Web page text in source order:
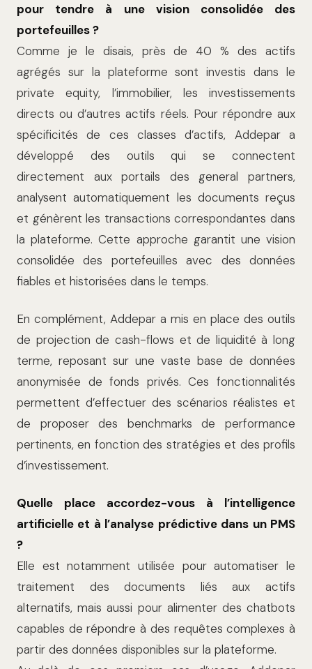
pour tendre à une vision consolidée des
portefeuilles ?
Comme je le disais, près de 40 % des actifs
agrégés sur la plateforme sont investis dans le
private equity, l’immobilier, les investissements
directs ou d’autres actifs réels. Pour répondre aux
spécificités de ces classes d’actifs, Addepar a
développé des outils qui se connectent
directement aux portails des general partners,
analysent automatiquement les documents reçus
et génèrent les transactions correspondantes dans
la plateforme. Cette approche garantit une vision
consolidée des portefeuilles avec des données
fiables et historisées dans le temps.
En complément, Addepar a mis en place des outils
de projection de cash-flows et de liquidité à long
terme, reposant sur une vaste base de données
anonymisée de fonds privés. Ces fonctionnalités
permettent d’effectuer des scénarios réalistes et
de proposer des benchmarks de performance
pertinents, en fonction des stratégies et des profils
d’investissement.
Quelle place accordez-vous à l’intelligence
artificielle et à l’analyse prédictive dans un PMS
?
Elle est notamment utilisée pour automatiser le
traitement des documents liés aux actifs
alternatifs, mais aussi pour alimenter des chatbots
capables de répondre à des requêtes complexes à
partir des données disponibles sur la plateforme.